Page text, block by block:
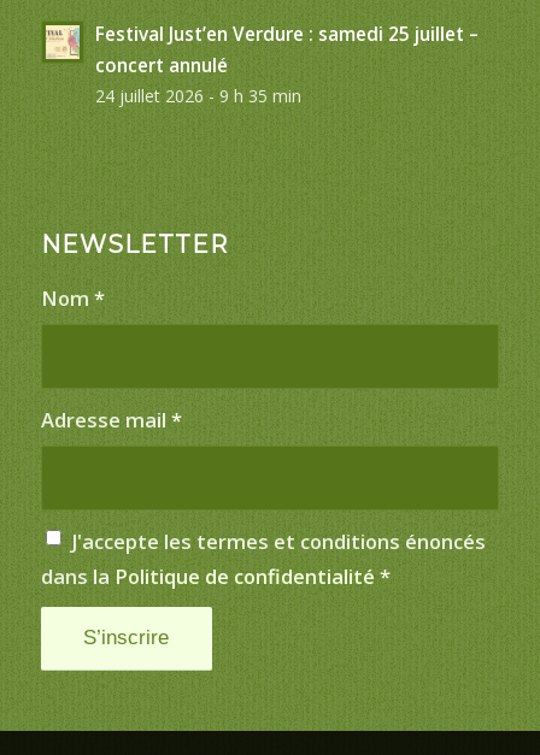
Festival Just’en Verdure : samedi 25 juillet –
concert annulé
24 juillet 2026 - 9 h 35 min
NEWSLETTER
Nom *
Adresse mail *
J'accepte les termes et conditions énoncés
dans la Politique de confidentialité *